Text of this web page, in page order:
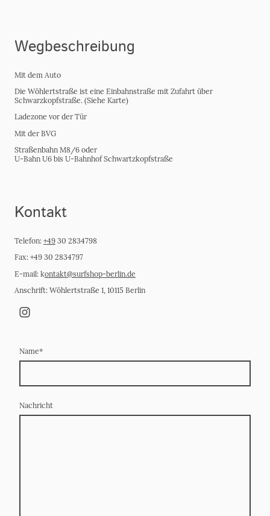
Wegbeschreibung
Mit dem Auto
Die Wöhlertstraße ist eine Einbahnstraße mit Zufahrt über
Schwarzkopfstraße. (Siehe Karte)
Ladezone vor der Tür
Mit der BVG
Straßenbahn M8/6 oder
U-Bahn U6 bis U-Bahnhof Schwartzkopfstraße
Kontakt
Telefon: +49 30 2834798
Fax: +49 30 2834797
E-mail: kontakt@surfshop-berlin.de
Anschrift: Wöhlertstraße 1, 10115 Berlin
Name*
Nachricht